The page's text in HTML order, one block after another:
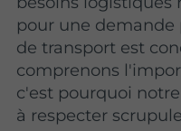
pour une
de transport est
comprenons
c'est pourquoi
à respecter